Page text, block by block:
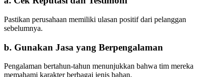
Pastikan perusahaan memiliki ulasan positif dari pelanggan
sebelumnya.
b. Gunakan Jasa yang Berpengalaman
Pengalaman bertahun-tahun menunjukkan bahwa tim mereka
memahami karakter berbagai jenis bahan.